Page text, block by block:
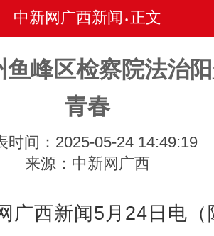
中新网广西新闻 • 正文
鱼峰区检察院法治
青春
时间：2025-05-24 14:49:19
来源：中新网广西
西新闻5月24日电（